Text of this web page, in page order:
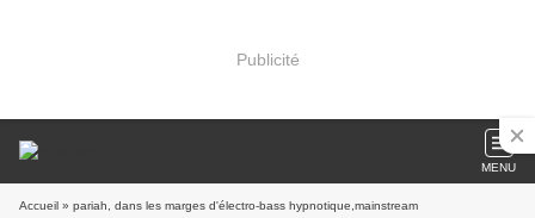
Publicité
MENU
Accueil » pariah, dans les marges d'électro-bass hypnotique,mainstream